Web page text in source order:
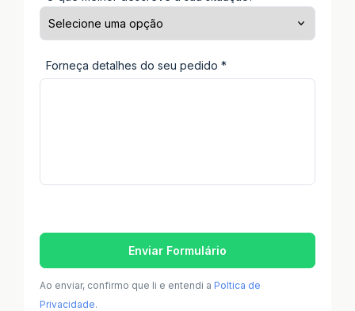
Forneça detalhes do seu pedido *
Enviar Formulário
Ao enviar, confirmo que li e entendi a Poltica de
Privacidade.